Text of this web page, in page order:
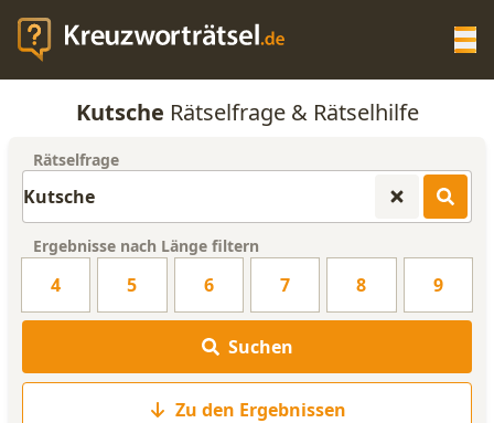
KREUZWORTRÄTSEL-HILFE
WORTLISTE
Kutsche Rätselfrage & Rätselhilfe
Rätselfrage
Ergebnisse nach Länge filtern
4 5 6 7 8 9
Suchen
Zu den Ergebnissen